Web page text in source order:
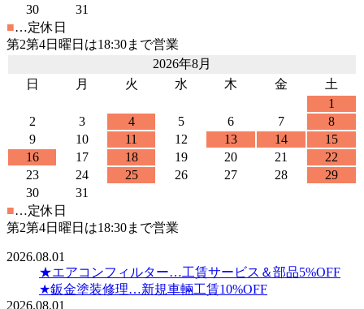
30
31
■…定休日
第2第4日曜日は18:30まで営業
2026年8月
日
月 火 水 木 金
土
1
2
3 4 5 6 7
8
9
10 11 12 13 14
15
16
17 18 19 20 21
22
23
24 25 26 27 28
29
30
31
■…定休日
第2第4日曜日は18:30まで営業
2026.08.01
★エアコンフィルター…工賃サービス＆部品5%OFF
★鈑金塗装修理…新規車輛工賃10%OFF
2026.08.01